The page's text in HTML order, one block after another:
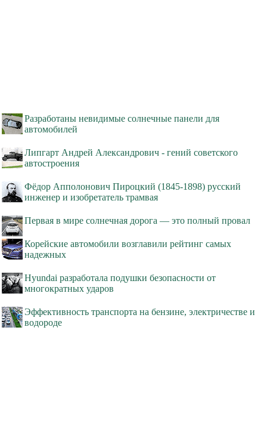
Разработаны невидимые солнечные панели для
автомобилей
Липгарт Андрей Александрович - гений советского
автостроения
Фёдор Апполонович Пироцкий (1845-1898) русский
инженер и изобретатель трамвая
Первая в мире солнечная дорога — это полный провал
Корейские автомобили возглавили рейтинг самых
надежных
Hyundai разработала подушки безопасности от
многократных ударов
Эффективность транспорта на бензине, электричестве и
водороде